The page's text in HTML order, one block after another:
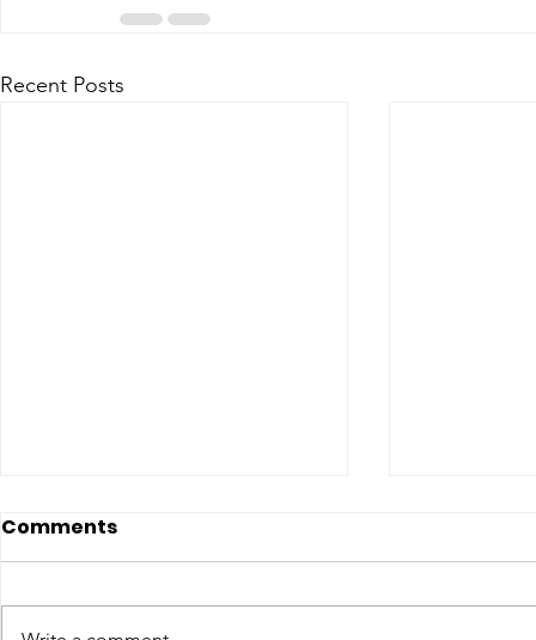
Recent Posts
Comments